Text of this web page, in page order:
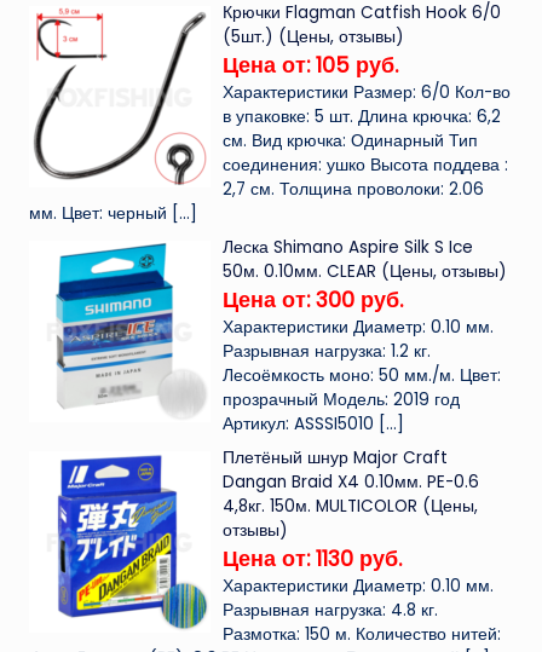
Крючки Flagman Catfish Hook 6/0
(5шт.) (Цены, отзывы)
Цена от: 105 руб.
Характеристики Размер: 6/0 Кол-во
в упаковке: 5 шт. Длина крючка: 6,2
см. Вид крючка: Одинарный Тип
соединения: ушко Высота поддева :
2,7 см. Толщина проволоки: 2.06
мм. Цвет: черный […]
Леска Shimano Aspire Silk S Ice
50м. 0.10мм. CLEAR (Цены, отзывы)
Цена от: 300 руб.
Характеристики Диаметр: 0.10 мм.
Разрывная нагрузка: 1.2 кг.
Лесоёмкость моно: 50 мм./м. Цвет:
прозрачный Модель: 2019 год
Артикул: ASSSI5010 […]
Плетёный шнур Major Craft
Dangan Braid X4 0.10мм. PE-0.6
4,8кг. 150м. MULTICOLOR (Цены,
отзывы)
Цена от: 1130 руб.
Характеристики Диаметр: 0.10 мм.
Разрывная нагрузка: 4.8 кг.
Размотка: 150 м. Количество нитей: